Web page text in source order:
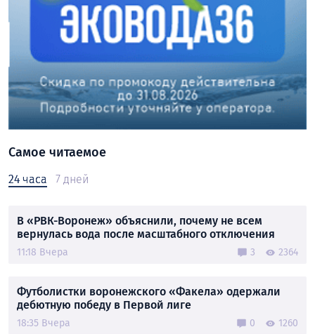
Самое читаемое
24 часа 7 дней
В «РВК-Воронеж» объяснили, почему не всем
вернулась вода после масштабного отключения
11:18 Вчера 3 2364
Футболистки воронежского «Факела» одержали
дебютную победу в Первой лиге
18:35 Вчера 0 1260